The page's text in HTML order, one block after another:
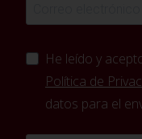
He leído y
Política de
datos para el